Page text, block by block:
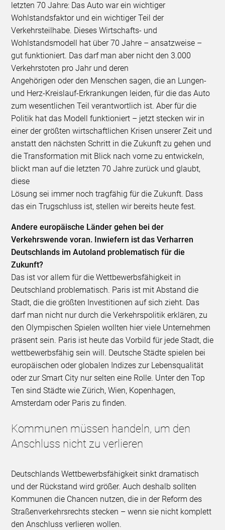
letzten 70 Jahre: Das Auto war ein wichtiger
Wohlstandsfaktor und ein wichtiger Teil der
Verkehrsteilhabe. Dieses Wirtschafts- und
Wohlstandsmodell hat über 70 Jahre – ansatzweise –
gut funktioniert. Das darf man aber nicht den 3.000
Verkehrstoten pro Jahr und deren
Angehörigen oder den Menschen sagen, die an Lungen-
und Herz-Kreislauf-Erkrankungen leiden, für die das Auto
zum wesentlichen Teil verantwortlich ist. Aber für die
Politik hat das Modell funktioniert – jetzt stecken wir in
einer der größten wirtschaftlichen Krisen unserer Zeit und
anstatt den nächsten Schritt in die Zukunft zu gehen und
die Transformation mit Blick nach vorne zu entwickeln,
blickt man auf die letzten 70 Jahre zurück und glaubt,
diese
Lösung sei immer noch tragfähig für die Zukunft. Dass
das ein Trugschluss ist, stellen wir bereits heute fest.
Andere europäische Länder gehen bei der
Verkehrswende voran. Inwiefern ist das Verharren
Deutschlands im Autoland problematisch für die
Zukunft?
Das ist vor allem für die Wettbewerbsfähigkeit in
Deutschland problematisch. Paris ist mit Abstand die
Stadt, die die größten Investitionen auf sich zieht. Das
darf man nicht nur durch die Verkehrspolitik erklären, zu
den Olympischen Spielen wollten hier viele Unternehmen
präsent sein. Paris ist heute das Vorbild für jede Stadt, die
wettbewerbsfähig sein will. Deutsche Städte spielen bei
europäischen oder globalen Indizes zur Lebensqualität
oder zur Smart City nur selten eine Rolle. Unter den Top
Ten sind Städte wie Zürich, Wien, Kopenhagen,
Amsterdam oder Paris zu finden.
Kommunen müssen handeln, um den
Anschluss nicht zu verlieren
Deutschlands Wettbewerbsfähigkeit sinkt dramatisch
und der Rückstand wird größer. Auch deshalb sollten
Kommunen die Chancen nutzen, die in der Reform des
Straßenverkehrsrechts stecken – wenn sie nicht komplett
den Anschluss verlieren wollen.